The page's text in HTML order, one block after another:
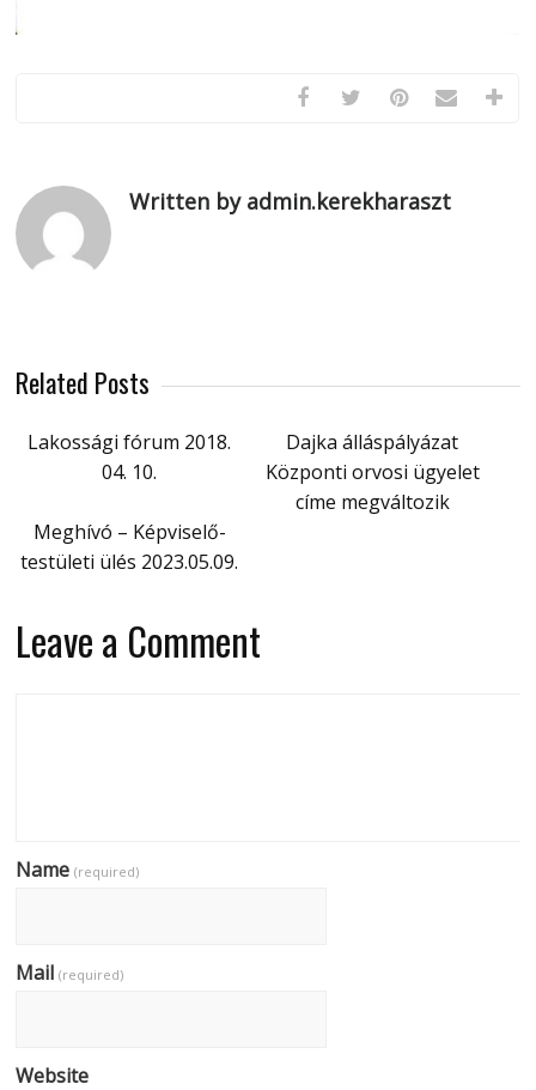
Written by admin.kerekharaszt
Related Posts
Lakossági fórum 2018.
04. 10.
Dajka álláspályázat
Központi orvosi ügyelet
címe megváltozik
Meghívó – Képviselő-
testületi ülés 2023.05.09.
Leave a Comment
Name(required)
Mail(required)
Website